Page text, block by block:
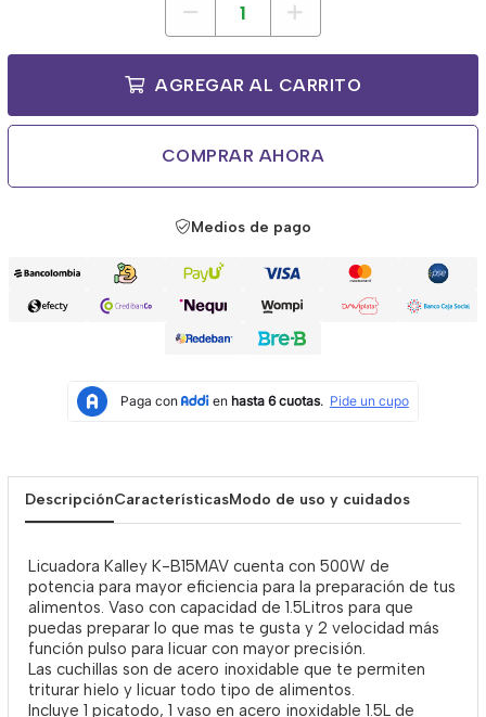
AGREGAR AL CARRITO
COMPRAR AHORA
Medios de pago
DescripciónCaracterísticasModo de uso y cuidados
Licuadora Kalley K-B15MAV cuenta con 500W de
potencia para mayor eficiencia para la preparación de tus
alimentos. Vaso con capacidad de 1.5Litros para que
puedas preparar lo que mas te gusta y 2 velocidad más
función pulso para licuar con mayor precisión.
Las cuchillas son de acero inoxidable que te permiten
triturar hielo y licuar todo tipo de alimentos.
Incluye 1 picatodo, 1 vaso en acero inoxidable 1.5L de